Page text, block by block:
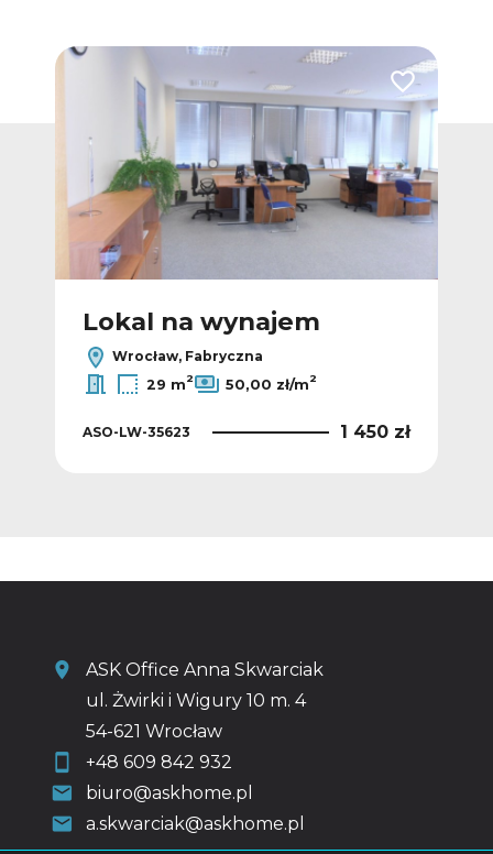
Dodaj do ulubionych Dodaj do
Lokal na wynajem
Wrocław, Fabryczna
29 m2 50,00 zł/m2
ASO-LW-35623 1 450 zł
ASK Office Anna Skwarciak
ul. Żwirki i Wigury 10 m. 4
54-621 Wrocław
+48 609 842 932
biuro@askhome.pl
a.skwarciak@askhome.pl